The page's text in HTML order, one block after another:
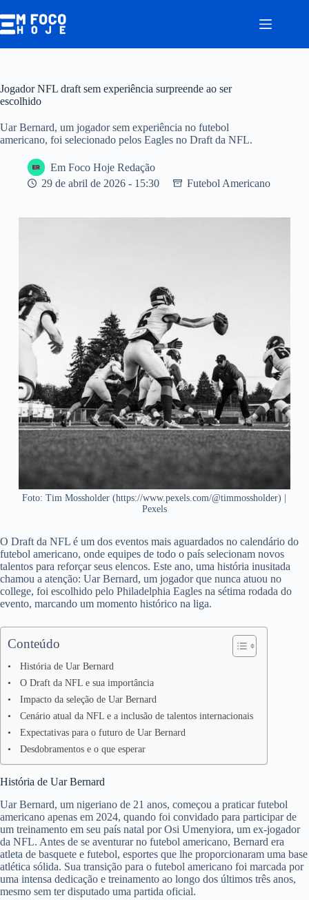
para
o
Jogador NFL draft sem experiência surpreende ao ser
escolhido
Uar Bernard, um jogador sem experiência no futebol
americano, foi selecionado pelos Eagles no Draft da NFL.
Em Foco Hoje Redação
29 de abril de 2026 - 15:30
Futebol Americano
Foto: Tim Mossholder (https://www.pexels.com/@timmossholder) |
Pexels
O Draft da NFL é um dos eventos mais aguardados no calendário do
futebol americano, onde equipes de todo o país selecionam novos
talentos para reforçar seus elencos. Este ano, uma história inusitada
chamou a atenção: Uar Bernard, um jogador que nunca atuou no
college, foi escolhido pelo Philadelphia Eagles na sétima rodada do
evento, marcando um momento histórico na liga.
Conteúdo
História de Uar Bernard
O Draft da NFL e sua importância
Impacto da seleção de Uar Bernard
Cenário atual da NFL e a inclusão de talentos internacionais
Expectativas para o futuro de Uar Bernard
Desdobramentos e o que esperar
História de Uar Bernard
Uar Bernard, um nigeriano de 21 anos, começou a praticar futebol
americano apenas em 2024, quando foi convidado para participar de
um treinamento em seu país natal por Osi Umenyiora, um ex-jogador
da NFL. Antes de se aventurar no futebol americano, Bernard era
atleta de basquete e futebol, esportes que lhe proporcionaram uma base
atlética sólida. Sua transição para o futebol americano foi marcada por
uma intensa dedicação e treinamento ao longo dos últimos três anos,
mesmo sem ter disputado uma partida oficial.